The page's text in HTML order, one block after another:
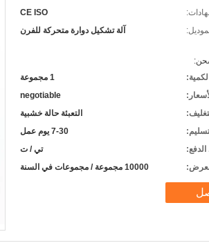
CE ISO
آلة تشكيل دوارة متحركة للفرن
لكمية:
1 مجموعة
negotiable
التعبئة حالة خشبية
7-30 يوم عمل
تي / ت
10000 مجموعة / مجموعات في السنة